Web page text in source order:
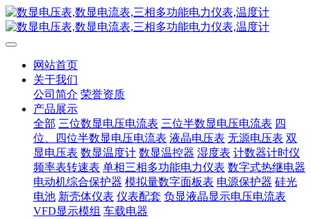
网站首页
关于我们
公司简介 荣誉资质
产品展示
全部 三位数显电压电流表 三位半数显电压电流表 四
位、四位半数显电压电流表 液晶电压表 无源电压表 双
显电压表 数显温度计 数显温控器 湿度表 计数器计时仪
频率表转速表 单相三相多功能电力仪表 数字式热继电器
电动机综合保护器 模拟量数字面板表 电源保护器 硅光
电池 新壳体仪表 仪表配套 负显液晶显示电压电流表
VFD显示模组 车载电器